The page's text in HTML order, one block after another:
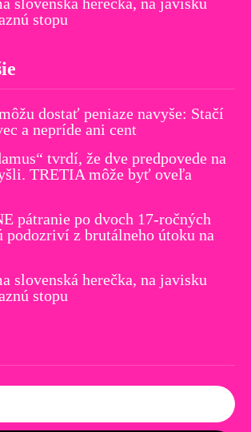
stopu
dostať peniaze navyše: Stačí
a nepríde ani cent
tvrdí, že dve predpovede na
TRETIA môže byť oveľa
pátranie po dvoch 17-ročných
podozriví z brutálneho útoku na
slovenská herečka, na javisku
stopu